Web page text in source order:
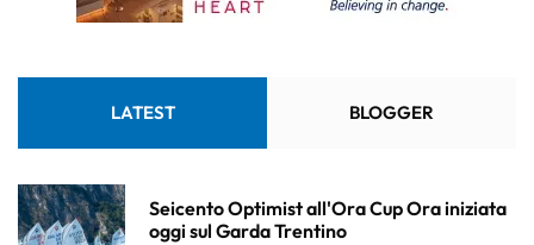
LATEST BLOGGER
Seicento Optimist all'Ora Cup Ora iniziata
oggi sul Garda Trentino